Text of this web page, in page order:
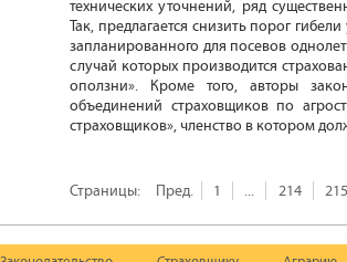
технических уточнений, ряд
Так, предлагается снизить порог
запланированного для посевов
случай которых производится
оползни». Кроме того, авторы
объединений страховщиков по
страховщиков», членство в котором
Страницы: Пред. 1 ... 214 215